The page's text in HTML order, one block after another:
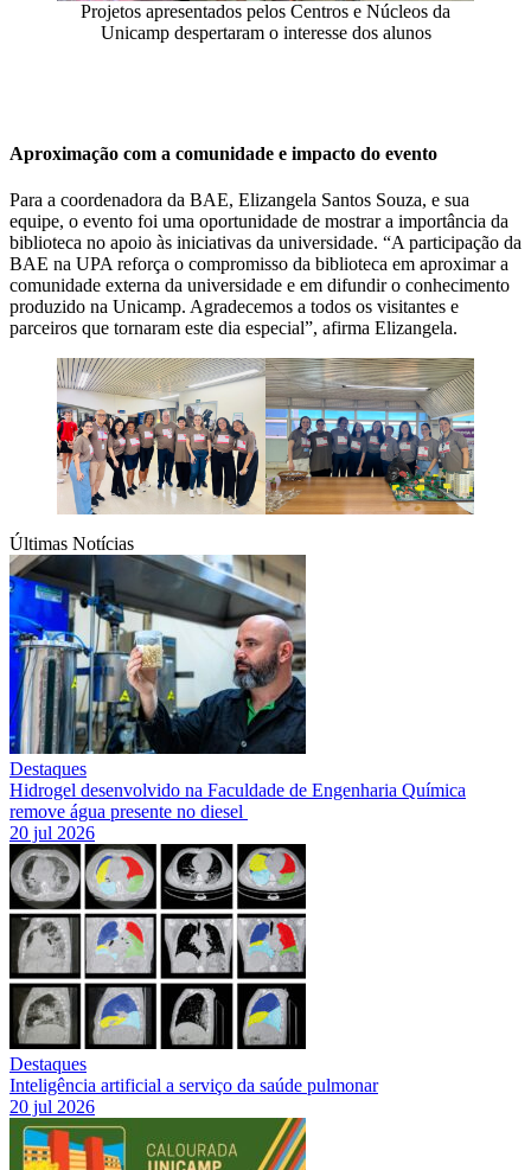
Projetos apresentados pelos Centros e Núcleos da
Unicamp despertaram o interesse dos alunos
Aproximação com a comunidade e impacto do evento
Para a coordenadora da BAE, Elizangela Santos Souza, e sua
equipe, o evento foi uma oportunidade de mostrar a importância da
biblioteca no apoio às iniciativas da universidade. “A participação da
BAE na UPA reforça o compromisso da biblioteca em aproximar a
comunidade externa da universidade e em difundir o conhecimento
produzido na Unicamp. Agradecemos a todos os visitantes e
parceiros que tornaram este dia especial”, afirma Elizangela.
Últimas Notícias
Destaques
Hidrogel desenvolvido na Faculdade de Engenharia Química
remove água presente no diesel
20 jul 2026
Destaques
Inteligência artificial a serviço da saúde pulmonar
20 jul 2026